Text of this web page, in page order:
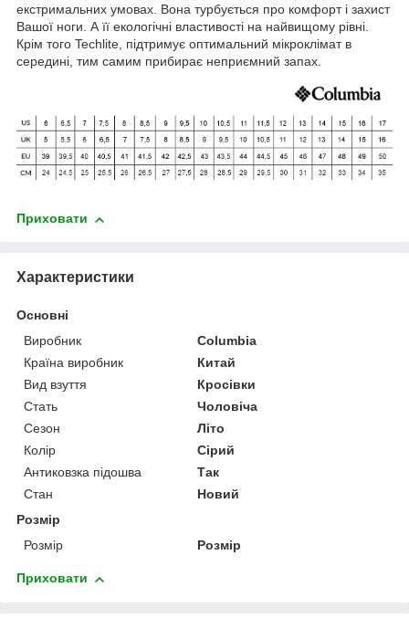
екстримальних умовах. Вона турбується про комфорт і захист
Вашої ноги. А її екологічні властивості на найвищому рівні.
Крім того Techlite, підтримує оптимальний мікроклімат в
середині, тим самим прибирає неприємний запах.
Приховати
Характеристики
Основні
Виробник
Columbia
Країна виробник
Китай
Вид взуття
Кросівки
Стать
Чоловіча
Сезон
Літо
Колір
Сірий
Антиковзка підошва
Так
Стан
Новий
Розмір
Розмір
Розмір
Приховати